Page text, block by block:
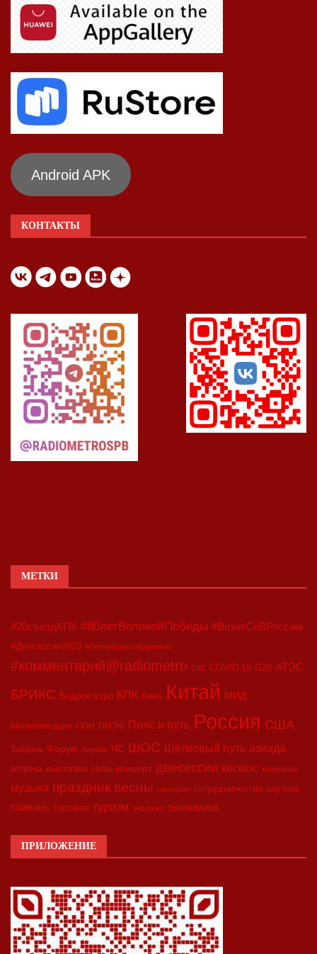
Android APK
КОНТАКТЫ
МЕТКИ
#20съездКПК #80летВеликойПобеды #ВизитСиВРоссию
#Двесессии2023 #Петербургскийдневник
#комментарий@radiometro CIIE COVID-19 G20 АТЭС
БРИКС Бодрое утро КПК Кино Китай МИД
Минкоммерции ООН ПМЭФ Пояс и путь Россия США
Тайвань Форум Харбин ЧС ШОС Шёлковый путь азиада
встреча выставка гала-концерт двесессии космос медицина
музыка праздник весны синьцзян сотрудничество спутник
тайвань торговля туризм экология экономика
ПРИЛОЖЕНИЕ